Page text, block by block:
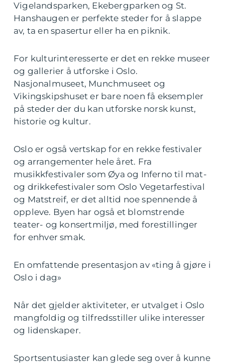
Vigelandsparken, Ekebergparken og St.
Hanshaugen er perfekte steder for å slappe
av, ta en spasertur eller ha en piknik.
For kulturinteresserte er det en rekke museer
og gallerier å utforske i Oslo.
Nasjonalmuseet, Munchmuseet og
Vikingskipshuset er bare noen få eksempler
på steder der du kan utforske norsk kunst,
historie og kultur.
Oslo er også vertskap for en rekke festivaler
og arrangementer hele året. Fra
musikkfestivaler som Øya og Inferno til mat-
og drikkefestivaler som Oslo Vegetarfestival
og Matstreif, er det alltid noe spennende å
oppleve. Byen har også et blomstrende
teater- og konsertmiljø, med forestillinger
for enhver smak.
En omfattende presentasjon av «ting å gjøre i
Oslo i dag»
Når det gjelder aktiviteter, er utvalget i Oslo
mangfoldig og tilfredsstiller ulike interesser
og lidenskaper.
Sportsentusiaster kan glede seg over å kunne